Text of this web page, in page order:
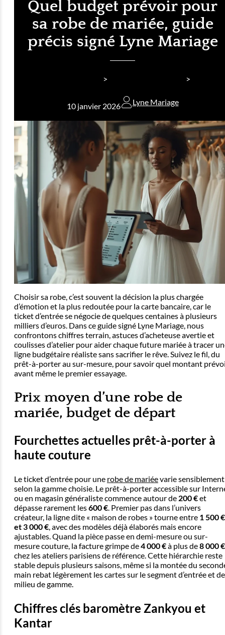
Quel budget prévoir pour
sa robe de mariée, guide
précis signé Lyne Mariage
10 janvier 2026
Lyne Mariage
Choisir sa robe, c’est souvent la décision la plus chargée
d’émotion et la plus redoutée pour la carte bancaire, car le
ticket d’entrée se négocie de quelques centaines à plusieurs
milliers d’euros. Dans ce guide signé Lyne Mariage, nous
confrontons chiffres terrain, astuces d’acheteuse avertie et
coulisses d’atelier pour aider chaque future mariée à tracer
ligne budgétaire réaliste sans sacrifier le rêve. Suivez le fil, du
prêt-à-porter au sur-mesure, pour savoir quel montant
avant même le premier essayage.
Prix moyen d’une robe de
mariée, budget de départ
Fourchettes actuelles prêt-à-porter à
haute couture
Le ticket d’entrée pour une robe de mariéevarie sensiblement
selon la gamme choisie. Le prêt-à-porter accessible sur
ou en magasin généraliste commence autour de 200 €et
dépasse rarement les600 €. Premier pas dans l’univers
créateur, la ligne dite « maison de robes » tourne entre 1 500 €
et 3 000 €, avec des modèles déjà élaborés mais encore
ajustables. Quand la pièce passe en demi-mesure ou sur-
mesure couture, la facture grimpe de4 000 €à plus de8 000 €
chez les ateliers parisiens de référence. Cette hiérarchie reste
stable depuis plusieurs saisons, même si la montée du
main rebat légèrement les cartes sur le segment d’entrée et de
milieu de gamme.
Chiffres clés baromètre Zankyou et
Kantar